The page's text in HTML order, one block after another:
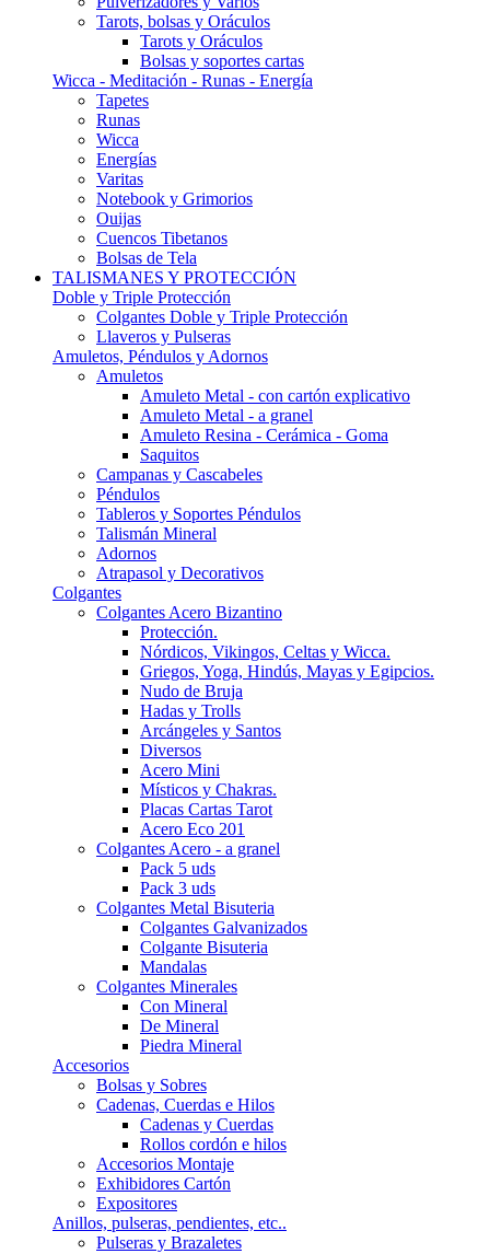
Tarots, bolsas y Oráculos
Tarots y Oráculos
Bolsas y soportes cartas
Wicca - Meditación - Runas - Energía
Tapetes
Runas
Wicca
Energías
Varitas
Notebook y Grimorios
Ouijas
Cuencos Tibetanos
Bolsas de Tela
TALISMANES Y PROTECCIÓN
Doble y Triple Protección
Colgantes Doble y Triple Protección
Llaveros y Pulseras
Amuletos, Péndulos y Adornos
Amuletos
Amuleto Metal - con cartón explicativo
Amuleto Metal - a granel
Amuleto Resina - Cerámica - Goma
Saquitos
Campanas y Cascabeles
Péndulos
Tableros y Soportes Péndulos
Talismán Mineral
Adornos
Atrapasol y Decorativos
Colgantes
Colgantes Acero Bizantino
Protección.
Nórdicos, Vikingos, Celtas y Wicca.
Griegos, Yoga, Hindús, Mayas y Egipcios.
Nudo de Bruja
Hadas y Trolls
Arcángeles y Santos
Diversos
Acero Mini
Místicos y Chakras.
Placas Cartas Tarot
Acero Eco 201
Colgantes Acero - a granel
Pack 5 uds
Pack 3 uds
Colgantes Metal Bisuteria
Colgantes Galvanizados
Colgante Bisuteria
Mandalas
Colgantes Minerales
Con Mineral
De Mineral
Piedra Mineral
Accesorios
Bolsas y Sobres
Cadenas, Cuerdas e Hilos
Cadenas y Cuerdas
Rollos cordón e hilos
Accesorios Montaje
Exhibidores Cartón
Expositores
Anillos, pulseras, pendientes, etc..
Pulseras y Brazaletes